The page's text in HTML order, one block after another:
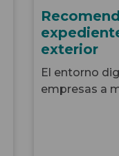
exterior
El entorno
empresas a